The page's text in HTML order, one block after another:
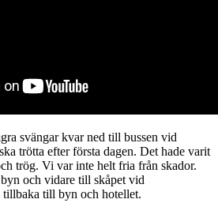
svängar kvar ned till bussen vid
trötta efter första dagen. Det hade varit
trög. Vi var inte helt fria från skador.
och vidare till skåpet vid
till byn och hotellet.